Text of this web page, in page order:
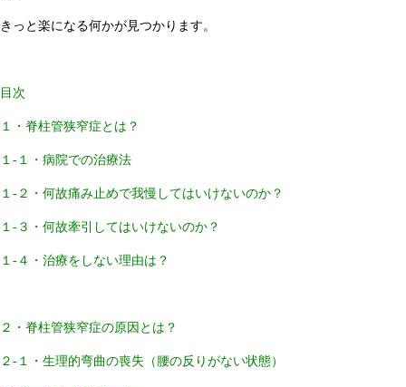
きっと楽になる何かが見つかります。
目次
１・脊柱管狭窄症とは？
１-１・病院での治療法
１-２・何故痛み止めで我慢してはいけないのか？
１-３・何故牽引してはいけないのか？
１-４・治療をしない理由は？
２・脊柱管狭窄症の原因とは？
２-１・生理的弯曲の喪失（腰の反りがない状態）